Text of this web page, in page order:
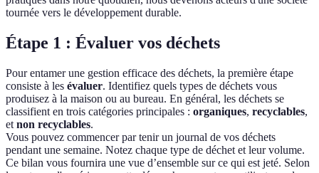
tournée vers le développement durable.
Étape 1 : Évaluer vos déchets
Pour entamer une gestion efficace des déchets, la première étape
consiste à les évaluer. Identifiez quels types de déchets vous
produisez à la maison ou au bureau. En général, les déchets se
classifient en trois catégories principales : organiques, recyclables,
et non recyclables.
Vous pouvez commencer par tenir un journal de vos déchets
pendant une semaine. Notez chaque type de déchet et leur volume.
Ce bilan vous fournira une vue d’ensemble sur ce qui est jeté. Selon